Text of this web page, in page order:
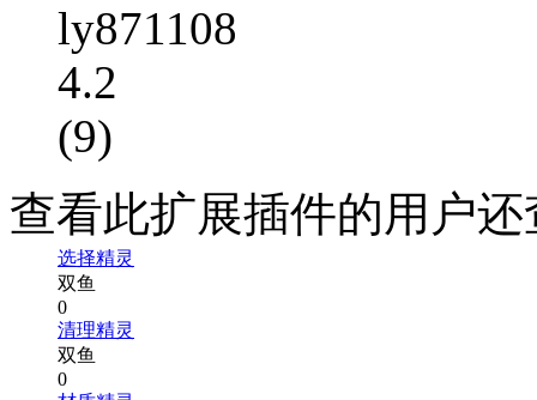
ly871108
4.2
(9)
查看此扩展插件的用户
选择精灵
双鱼
0
清理精灵
双鱼
0